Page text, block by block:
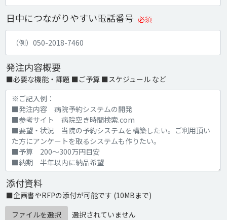
日中につながりやすい電話番号 必須
発注内容概要
■必要な機能・課題 ■ご予算 ■スケジュール など
添付資料
■企画書やRFPの添付が可能です (10MBまで)
ファイルを選択
選択されていません